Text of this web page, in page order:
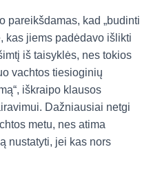
pareikšdamas, kad „budinti
kas jiems padėdavo išlikti
iš taisyklės, nes tokios
vachtos tiesioginių
iškraipo klausos
Dažniausiai netgi
metu, nes atima
nustatyti, jei kas nors